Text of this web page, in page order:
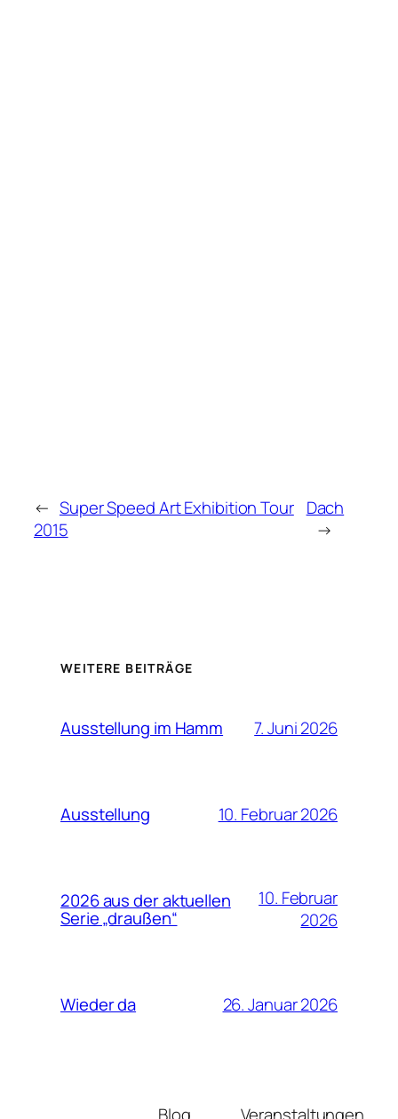
← Super Speed Art Exhibition Tour
2015
Dach
→
WEITERE BEITRÄGE
Ausstellung im Hamm 7. Juni 2026
Ausstellung 10. Februar 2026
2026 aus der aktuellen
Serie „draußen“
10. Februar
2026
Wieder da 26. Januar 2026
Blog Veranstaltungen